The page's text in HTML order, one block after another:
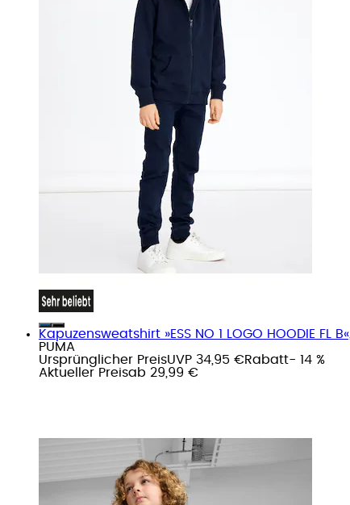
Kapuzensweatshirt »ESS NO 1 LOGO HOODIE
PUMA
Ursprünglicher PreisUVP 34,95 €Rabatt- 14 %
Aktueller Preisab 29,99 €